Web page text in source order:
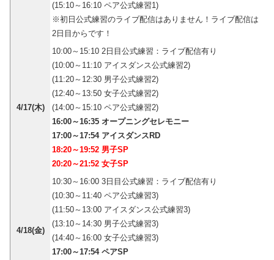
(15:10～16:10 ペア公式練習1)
※初日公式練習のライブ配信はありません！ライブ配信は
2日目からです！
4/17(木)
10:00～15:10 2日目公式練習：ライブ配信有り
(10:00～11:10 アイスダンス公式練習2)
(11:20～12:30 男子公式練習2)
(12:40～13:50 女子公式練習2)
(14:00～15:10 ペア公式練習2)
16:00～16:35 オープニングセレモニー
17:00～17:54 アイスダンスRD
18:20～19:52 男子SP
20:20～21:52 女子SP
4/18(金)
10:30～16:00 3日目公式練習：ライブ配信有り
(10:30～11:40 ペア公式練習3)
(11:50～13:00 アイスダンス公式練習3)
(13:10～14:30 男子公式練習3)
(14:40～16:00 女子公式練習3)
17:00～17:54 ペアSP